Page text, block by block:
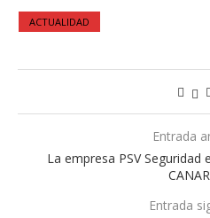
ACTUALIDAD
Entrada
La empresa PSV Seguridad
Entrada